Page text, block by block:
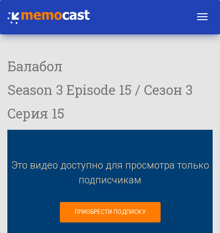
Балабол
Season 3 Episode 15 / Сезон 3
Серия 15
Это видео доступно для просмотра только
подписчикам
ПРИОБРЕСТИ ПОДПИСКУ